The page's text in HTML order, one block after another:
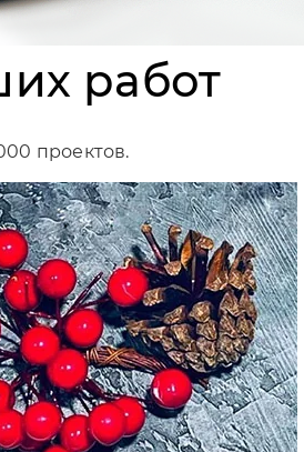
работ
проектов.